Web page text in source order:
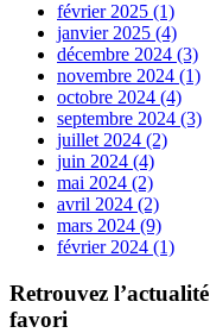
février 2025 (1)
janvier 2025 (4)
décembre 2024 (3)
novembre 2024 (1)
octobre 2024 (4)
septembre 2024 (3)
juillet 2024 (2)
juin 2024 (4)
mai 2024 (2)
avril 2024 (2)
mars 2024 (9)
février 2024 (1)
Retrouvez l’actualité
favori